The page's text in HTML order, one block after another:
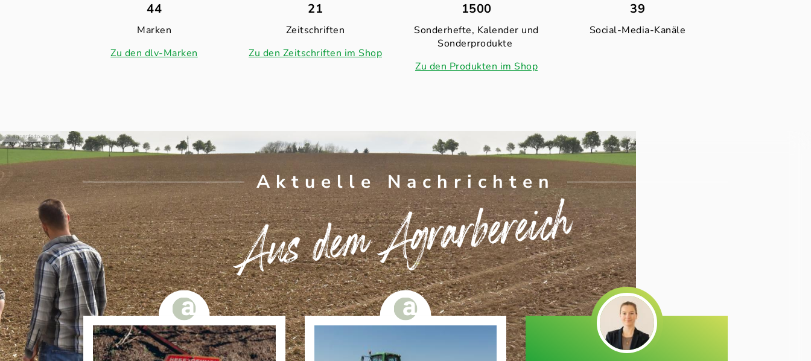
44
Marken
Zu den dlv-Marken
21
Zeitschriften
Zu den Zeitschriften im Shop
1500
Sonderhefte, Kalender und
Sonderprodukte
Zu den Produkten im Shop
39
Social-Media-Kanäle
agrarfoto.com
Aktuelle Nachrichten
Aus dem Agrarbereich